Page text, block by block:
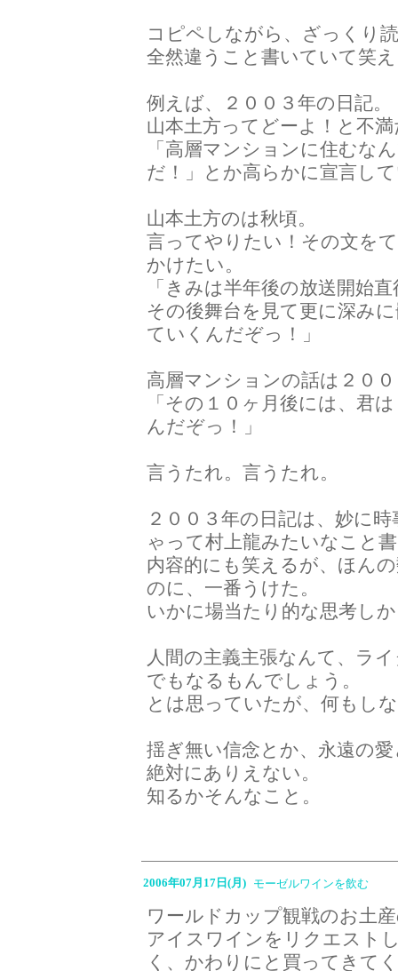
コピペしながら、ざっくり
全然違うこと書いていて笑
例えば、２００３年の日記。
山本土方ってどーよ！と不
「高層マンションに住むな
だ！」とか高らかに宣言し
山本土方のは秋頃。
言ってやりたい！その文を
かけたい。
「きみは半年後の放送開始
その後舞台を見て更に深み
ていくんだぞっ！」
高層マンションの話は２０
「その１０ヶ月後には、君
んだぞっ！」
言うたれ。言うたれ。
２００３年の日記は、妙に
ゃって村上龍みたいなこと
内容的にも笑えるが、ほん
のに、一番うけた。
いかに場当たり的な思考し
人間の主義主張なんて、ラ
でもなるもんでしょう。
とは思っていたが、何もし
揺ぎ無い信念とか、永遠の
絶対にありえない。
知るかそんなこと。
2006年07月17日(月) モーゼルワインを飲む
ワールドカップ観戦のお土
アイスワインをリクエスト
く、かわりにと買ってきて